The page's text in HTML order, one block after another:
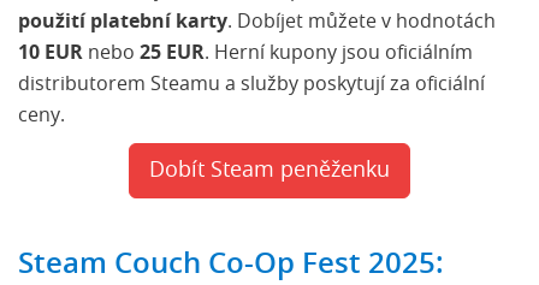
použití platební karty. Dobíjet můžete v hodnotách
10 EUR nebo 25 EUR. Herní kupony jsou oficiálním
distributorem Steamu a služby poskytují za oficiální
ceny.
Dobít Steam peněženku
Steam Couch Co-Op Fest 2025: